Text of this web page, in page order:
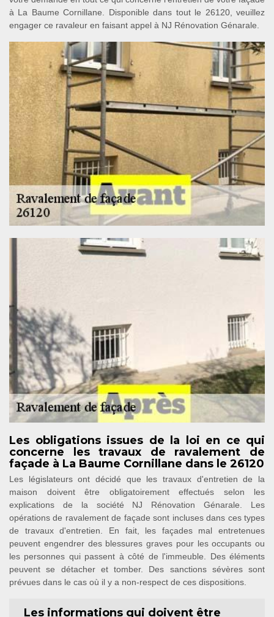
à La Baume Cornillane. Disponible dans tout le 26120, veuillez
engager ce ravaleur en faisant appel à NJ Rénovation Génarale.
Les obligations issues de la loi en ce qui
concerne les travaux de ravalement de
façade à La Baume Cornillane dans le 26120
Les législateurs ont décidé que les travaux d'entretien de la
maison doivent être obligatoirement effectués selon les
explications de la société NJ Rénovation Génarale. Les
opérations de ravalement de façade sont incluses dans ces types
de travaux d'entretien. En fait, les façades mal entretenues
peuvent engendrer des blessures graves pour les occupants ou
les personnes qui passent à côté de l'immeuble. Des éléments
peuvent se détacher et tomber. Des sanctions sévères sont
prévues dans le cas où il y a non-respect de ces dispositions.
Les informations qui doivent être